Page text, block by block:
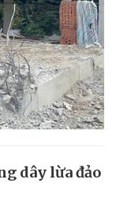
dây lừa đảo